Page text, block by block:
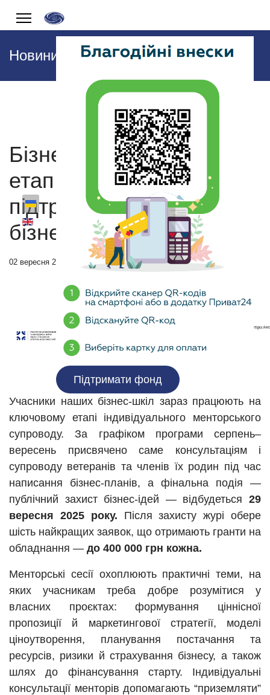
Підтримати фонд
Новини
Бізнес-школа триває —
етап менторської
підтримки та підготовки
бізнес-планів
02 вересня 2025
Учасники наших бізнес-шкіл зараз працюють на
ключовому етапі індивідуального менторського
супроводу. За графіком програми серпень–
вересень присвячено саме консультаціям і
супроводу ветеранів та членів їх родин під час
написання бізнес-планів, а фінальна подія —
публічний захист бізнес-ідей — відбудеться 29
вересня 2025 року. Після захисту журі обере
шість найкращих заявок, що отримають гранти на
обладнання — до 400 000 грн кожна.
Менторські сесії охоплюють практичні теми, на
яких учасникам треба добре розумітися у
власних проєктах: формування ціннісної
пропозиції й маркетингової стратегії, моделі
ціноутворення, планування постачання та
ресурсів, ризики й страхування бізнесу, а також
шлях до фінансування старту. Індивідуальні
консультації менторів допомагають “приземляти”